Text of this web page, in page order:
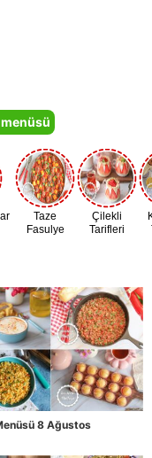
Taze
Fasulye
Çilekli
Tarifleri
8 Ağustos